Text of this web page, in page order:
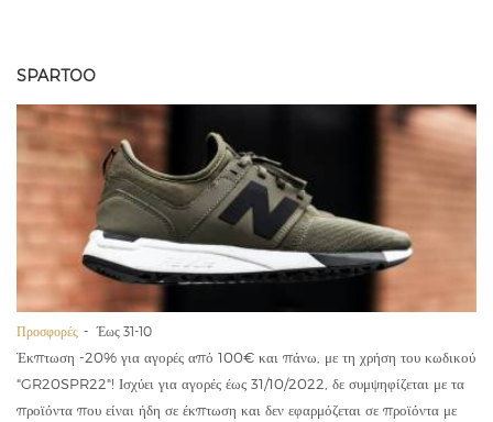
SPARTOO
Προσφορές Έως 31-10
Έκπτωση -20% για αγορές από 100€ και πάνω, με τη χρήση του κωδικού
"GR20SPR22"! Ισχύει για αγορές έως 31/10/2022, δε συμψηφίζεται με τα
προϊόντα που είναι ήδη σε έκπτωση και δεν εφαρμόζεται σε προϊόντα με